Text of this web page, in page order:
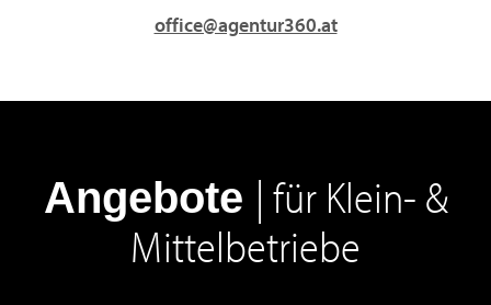
office@agentur360.at
Angebote | für Klein- &
Mittelbetriebe